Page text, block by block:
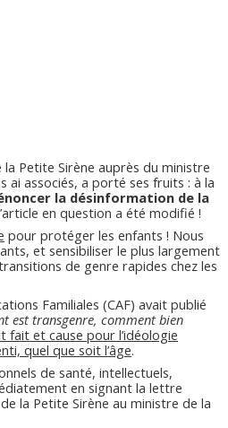
la Petite Sirène auprès du ministre
ai associés, a porté ses fruits : à la
la désinformation de la
en question a été modifié !
pour protéger les enfants ! Nous
et sensibiliser le plus largement
de genre rapides chez les
Familiales (CAF) avait publié
est transgenre, comment bien
fait et cause pour l’idéologie
quel que soit l’âge.
de santé, intellectuels,
en signant la lettre
la Petite Sirène au ministre de la